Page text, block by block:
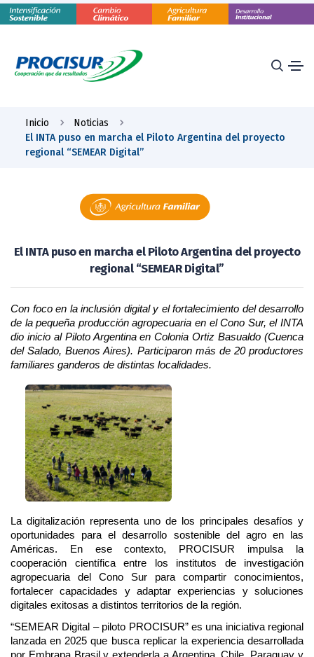
Inicio
Noticias
El INTA puso en marcha el Piloto Argentina del proyecto
regional “SEMEAR Digital”
El INTA puso en marcha el Piloto Argentina del proyecto
regional “SEMEAR Digital”
Con foco en la inclusión digital y el fortalecimiento del desarrollo
de la pequeña producción agropecuaria en el Cono Sur, el INTA
dio inicio al Piloto Argentina en Colonia Ortiz Basualdo (Cuenca
del Salado, Buenos Aires). Participaron más de 20 productores
familiares ganderos de distintas localidades.
La digitalización representa uno de los principales desafíos y
oportunidades para el desarrollo sostenible del agro en las
Américas. En ese contexto, PROCISUR impulsa la
cooperación científica entre los institutos de investigación
agropecuaria del Cono Sur para compartir conocimientos,
fortalecer capacidades y adaptar experiencias y soluciones
digitales exitosas a distintos territorios de la región.
“SEMEAR Digital – piloto PROCISUR” es una iniciativa regional
lanzada en 2025 que busca replicar la experiencia desarrollada